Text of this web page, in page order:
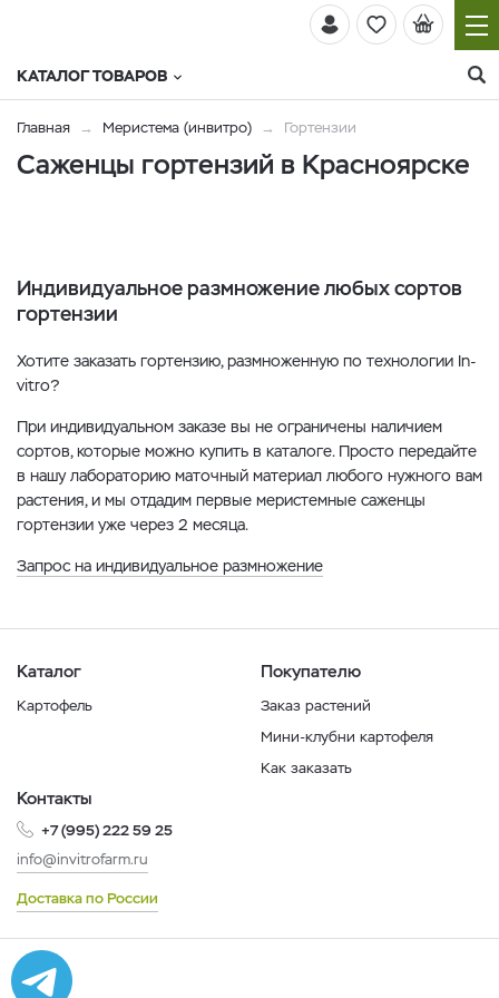
КАТАЛОГ ТОВАРОВ
Главная Меристема (инвитро) Гортензии
Саженцы гортензий в Красноярске
Индивидуальное размножение любых сортов
гортензии
Хотите заказать гортензию, размноженную по технологии In-
vitro?
При индивидуальном заказе вы не ограничены наличием
сортов, которые можно купить в каталоге. Просто передайте
в нашу лабораторию маточный материал любого нужного вам
растения, и мы отдадим первые меристемные саженцы
гортензии уже через 2 месяца.
Запрос на индивидуальное размножение
Каталог
Картофель
Покупателю
Заказ растений
Мини-клубни картофеля
Как заказать
Контакты
+7 (995) 222 59 25
info@invitrofarm.ru
Доставка по России